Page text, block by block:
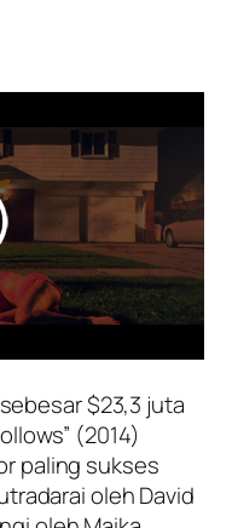
$23,3 juta
(2014)
paling sukses
oleh David